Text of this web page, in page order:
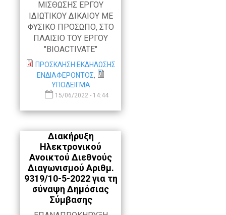
ΜΙΣΘΩΣΗΣ ΕΡΓΟΥ
ΙΔΙΩΤΙΚΟΥ ΔΙΚΑΙΟΥ ΜΕ
ΦΥΣΙΚΟ ΠΡΟΣΩΠΟ, ΣΤΟ
ΠΛΑΙΣΙΟ ΤΟΥ ΕΡΓΟΥ
"BIOACTIVATE"
ΠΡΟΣΚΛΗΣΗ ΕΚΔΗΛΩΣΗΣ
ΕΝΔΙΑΦΕΡΟΝΤΟΣ,
ΥΠΟΔΕΙΓΜΑ
15/06/2022 - 14:44
Διακήρυξη
Ηλεκτρονικού
Ανοικτού Διεθνούς
Διαγωνισμού Αριθμ.
9319/10-5-2022 για τη
σύναψη Δημόσιας
Σύμβασης